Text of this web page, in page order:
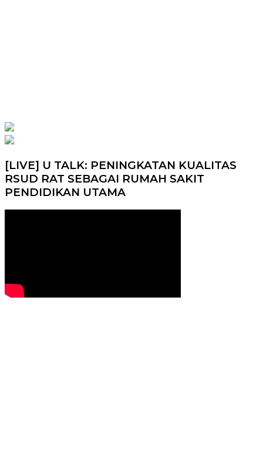
[LIVE] U TALK: PENINGKATAN KUALITAS
RSUD RAT SEBAGAI RUMAH SAKIT
PENDIDIKAN UTAMA